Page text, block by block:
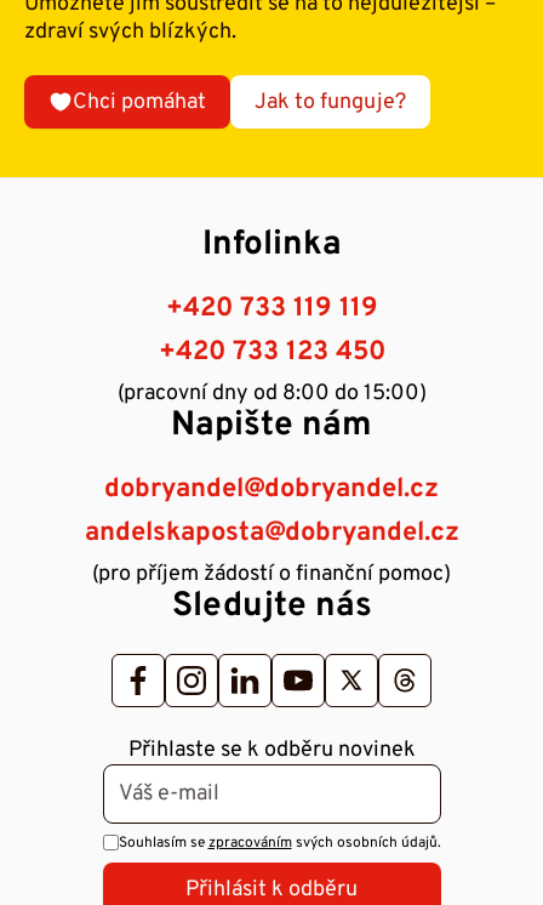
zdraví svých blízkých.
Chci pomáhat Jak to funguje?
Infolinka
+420 733 119 119
+420 733 123 450
(pracovní dny od 8:00 do 15:00)
Napište nám
dobryandel@dobryandel.cz
andelskaposta@dobryandel.cz
(pro příjem žádostí o finanční pomoc)
Sledujte nás
Přihlaste se k odběru novinek
Souhlasím sezpracovánímsvých osobních údajů.
Přihlásit k odběru